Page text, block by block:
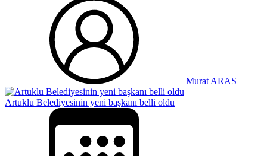
Murat ARAS
Artuklu Belediyesinin yeni başkanı belli oldu